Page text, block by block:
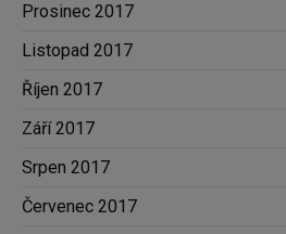
Prosinec 2017
Listopad 2017
Říjen 2017
Září 2017
Srpen 2017
Červenec 2017